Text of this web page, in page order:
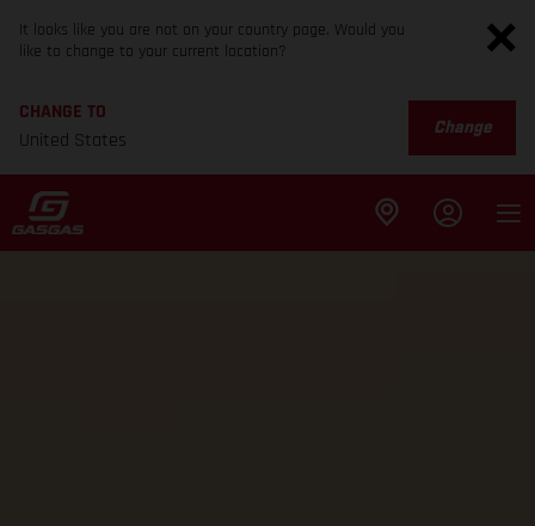
It looks like you are not on your country page. Would you
like to change to your current location?
CHANGE TO
United States
Change